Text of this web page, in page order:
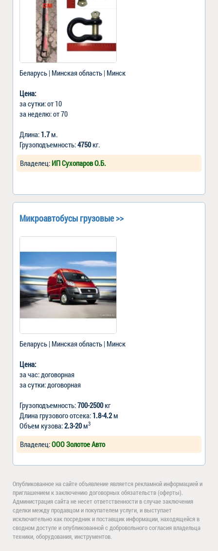
Беларусь | Минская область | Минск
Цена:
за сутки: от 10
за неделю: от 70
Длина: 1.7м.
Грузоподъемность:4750кг.
Владелец: ИП Сухопаров О.Б.
Микроавтобусы грузовые >>
Беларусь | Минская область | Минск
Цена:
за час: договорная
за сутки: договорная
Грузоподъемность:700-2500кг
Длина грузового отсека: 1.8-4.2м
Объем кузова:2.3-20м3
Владелец:ООО Золотое Авто
Опубликованное на сайте объявление является рекламной информацией и
приглашением к заключению договорных обязательств (оферты).
Администрация сайта не несет ответственности в случае заключения
сделки между продавцом и покупателем услуги, и выступает
исключительно как посредник и поставщик информации, находящейся в
сводном доступе и опубликованной с добровольного согласия владельца
техники, оборудования, инструментов.